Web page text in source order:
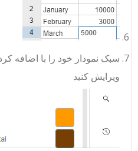
سبک نمودار خود را با اضافه
ویرایش کنید